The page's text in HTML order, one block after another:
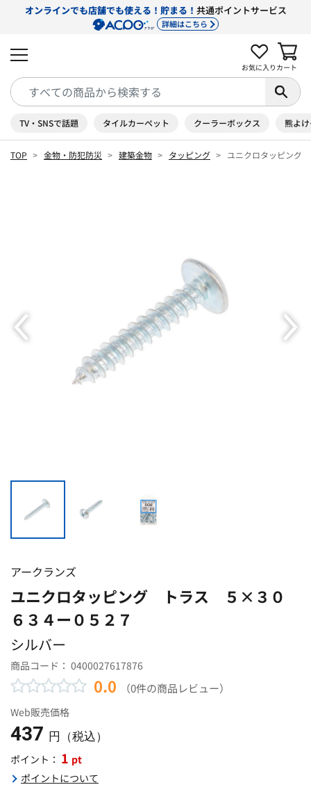
オンラインでも店舗でも使える！貯まる！ 共通ポイントサービス
詳細はこちら
お気に入り カート
TV・SNSで話題 タイルカーペット クーラーボックス 熊よ
TOP 金物・防犯防災 建築金物 タッピング ユニクロタッピン
アークランズ
ユニクロタッピング トラス ５×３０
６３４ー０５２７
シルバー
商品コード： 0400027617876
0.0 （0件の商品レビュー）
Web販売価格
437 円（税込）
ポイント： 1 pt
ポイントについて